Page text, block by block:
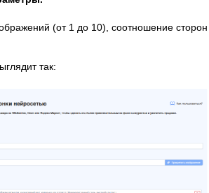
(от 1 до 10), соотношение сторон
так: